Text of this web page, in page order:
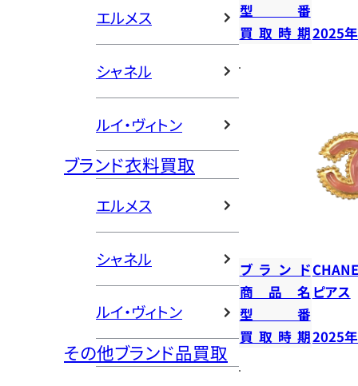
エルメス
シャネル
ルイ・ヴィトン
ブランド衣料買取
エルメス
シャネル
ルイ・ヴィトン
その他ブランド品買取
型番
買取時期2025
ブランド
商品名 ピアス
型番
買取時期2025